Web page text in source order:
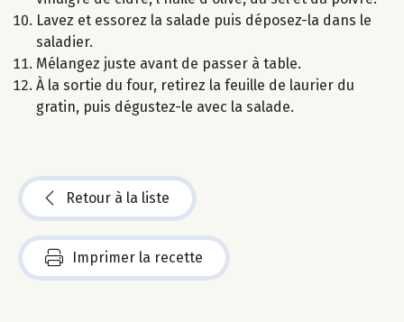
Lavez et essorez la salade puis déposez-la dans le
saladier.
Mélangez juste avant de passer à table.
À la sortie du four, retirez la feuille de laurier du
gratin, puis dégustez-le avec la salade.
Retour à la liste
Imprimer la recette